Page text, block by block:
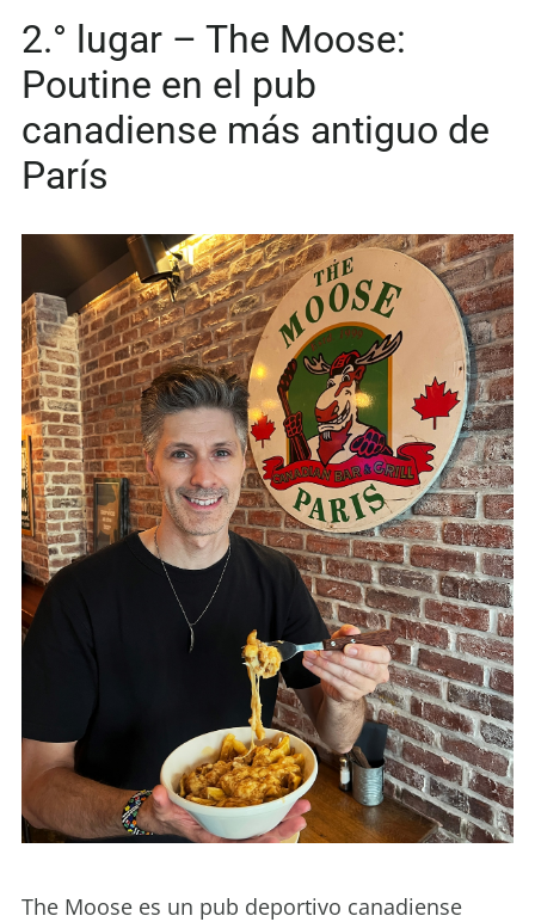
2.° lugar – The Moose:
Poutine en el pub
canadiense más antiguo de
París
The Moose es un pub deportivo canadiense